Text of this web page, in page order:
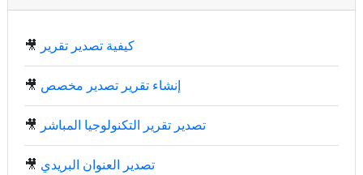
🎥 كيفية تصدير تقرير
🎥 إنشاء تقرير تصدير مخصص
🎥 تصدير تقرير التكنولوجيا المباشر
🎥 تصدير العنوان البريدي